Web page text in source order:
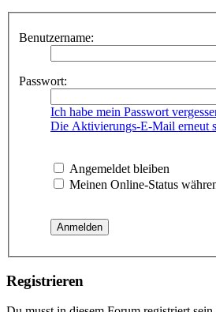
Benutzername:
Passwort:
Ich habe mein Passwort
Die Aktivierungs-E-Mail erneut
Angemeldet bleiben
Meinen Online-Status
Registrieren